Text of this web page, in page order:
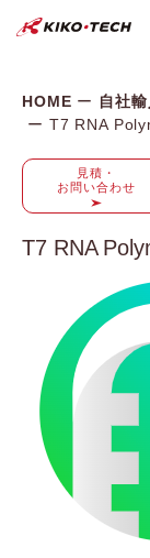
キコーテ
HOME 自社
T7 RNA
見積・
お問い合わせ
T7 RNA